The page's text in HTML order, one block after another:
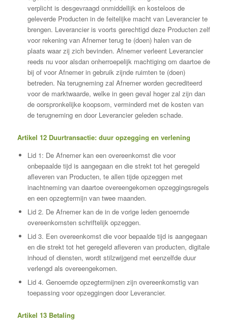
verplicht is desgevraagd onmiddellijk en kosteloos de
geleverde Producten in de feitelijke macht van Leverancier te
brengen. Leverancier is voorts gerechtigd deze Producten zelf
voor rekening van Afnemer terug te (doen) halen van de
plaats waar zij zich bevinden. Afnemer verleent Leverancier
reeds nu voor alsdan onherroepelijk machtiging om daartoe de
bij of voor Afnemer in gebruik zijnde ruimten te (doen)
betreden. Na terugneming zal Afnemer worden gecrediteerd
voor de marktwaarde, welke in geen geval hoger zal zijn dan
de oorspronkelijke koopsom, verminderd met de kosten van
de terugneming en door Leverancier geleden schade.
Artikel 12 Duurtransactie: duur opzegging en verlening
Lid 1: De Afnemer kan een overeenkomst die voor
onbepaalde tijd is aangegaan en die strekt tot het geregeld
afleveren van Producten, te allen tijde opzeggen met
inachtneming van daartoe overeengekomen opzeggingsregels
en een opzegtermijn van twee maanden.
Lid 2. De Afnemer kan de in de vorige leden genoemde
overeenkomsten schriftelijk opzeggen.
Lid 3. Een overeenkomst die voor bepaalde tijd is aangegaan
en die strekt tot het geregeld afleveren van producten, digitale
inhoud of diensten, wordt stilzwijgend met eenzelfde duur
verlengd als overeengekomen.
Lid 4. Genoemde opzegtermijnen zijn overeenkomstig van
toepassing voor opzeggingen door Leverancier.
Artikel 13 Betaling